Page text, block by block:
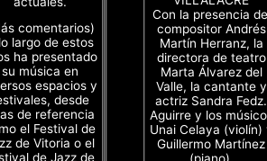
comentarios)
largo de estos
ha presentado
su música en
espacios y
desde
de referencia
el Festival de
de Vitoria o el
de Jazz de
Con la presencia
compositor Andrés
Martín Herranz, la
directora de teatro
Marta Álvarez del
Valle, la cantante y
actriz Sandra Fedz.
Aguirre y los
Unai Celaya (violín)
Guillermo Martínez